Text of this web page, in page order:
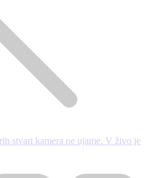
stvari kamera ne ujame. V živo je